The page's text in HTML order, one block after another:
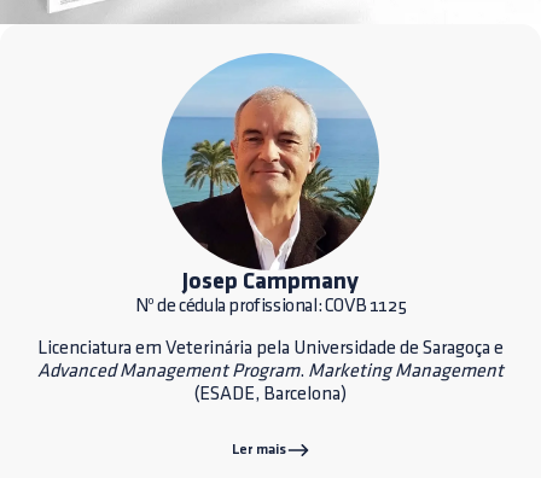
Josep Campmany
Nº de cédula profissional: COVB 1125
Licenciatura em Veterinária pela Universidade de Saragoça e
Advanced Management Program. Marketing Management
(ESADE, Barcelona)
Ler mais